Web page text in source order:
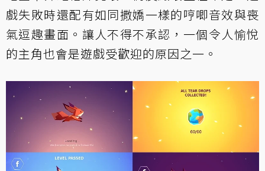
戲失敗時還配有如同撒嬌一樣的哼唧音效與喪
氣逗趣畫面。讓人不得不承認，一個令人愉悅
的主角也會是遊戲受歡迎的原因之一。